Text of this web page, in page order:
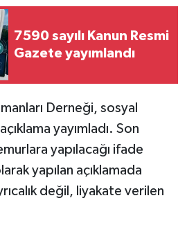
7590 sayılı Kanun Resmi
Gazete yayımlandı
Derneği, sosyal
yayımladı. Son
yapılacağı ifade
yapılan açıklamada
değil, liyakate verilen